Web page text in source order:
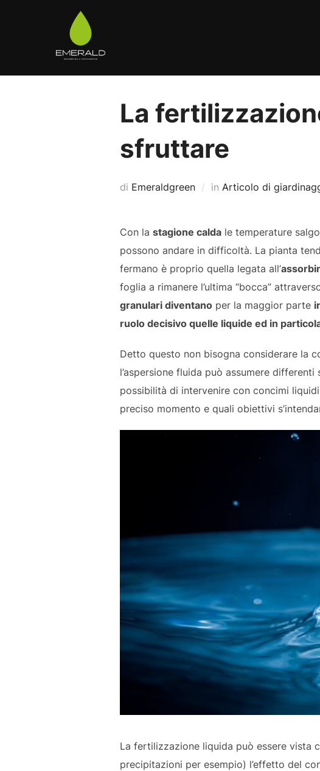
La
sfruttare
di Emeraldgreen in Articolo di
Con la stagione calda le temperature
possono andare in difficoltà. La pianta
fermano è proprio quella legata all’
foglia a rimanere l’ultima “bocca”
granulari diventano per la maggior parte
ruolo decisivo quelle liquide ed in
Detto questo non bisogna considerare la
l’aspersione fluida può assumere
possibilità di intervenire con concimi
preciso momento e quali obiettivi
La fertilizzazione liquida può essere vista
precipitazioni per esempio) l’effetto del